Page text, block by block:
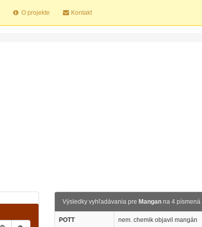
O projekte Kontakt
Výsledky vyhľadávania pre Manganna 4 písmená
POTT nem. chemik objavil mangán